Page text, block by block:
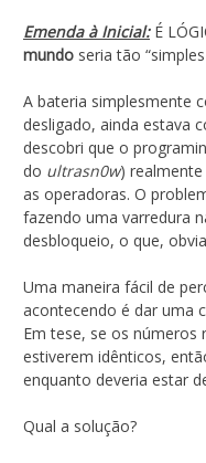
Emenda à Inicial:É
mundo seria tão
A bateria simplesmente
desligado, ainda estava
descobri que o
do ultrasn0w)
as operadoras. O
fazendo uma varredura
desbloqueio, o que,
Uma maneira fácil de
acontecendo é dar uma
Em tese, se os números
estiverem idênticos,
enquanto deveria estar
Qual a solução?